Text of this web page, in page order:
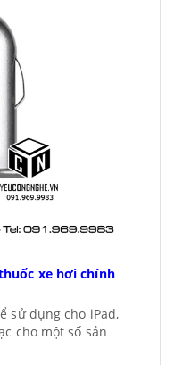
xe hơi chính
sử dụng cho iPad,
cho một số sản